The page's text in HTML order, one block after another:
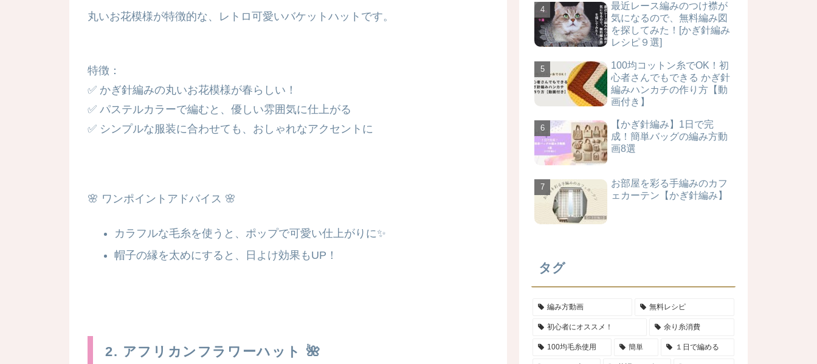
丸いお花模様が特徴的な、レトロ可愛いバケットハットです。
特徴：
✅ かぎ針編みの丸いお花模様が春らしい！
✅ パステルカラーで編むと、優しい雰囲気に仕上がる
✅ シンプルな服装に合わせても、おしゃれなアクセントに
🌸 ワンポイントアドバイス 🌸
カラフルな毛糸を使うと、ポップで可愛い仕上がりに✨
帽子の縁を太めにすると、日よけ効果もUP！
2. アフリカンフラワーハット 🌺
最近レース編みのつけ襟が
気になるので、無料編み図
を探してみた！[かぎ針編み
レシピ９選]
100均コットン糸でOK！初
心者さんでもできる かぎ針
編みハンカチの作り方【動
画付き】
【かぎ針編み】1日で完
成！簡単バッグの編み方動
画8選
お部屋を彩る手編みのカフ
ェカーテン【かぎ針編み】
タグ
編み方動画 無料レシピ
初心者にオススメ！ 余り糸消費
100均毛糸使用 簡単 １日で編める